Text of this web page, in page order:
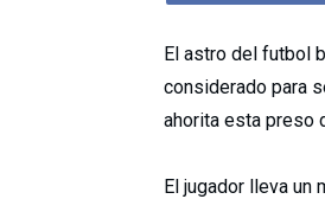
El astro del futbol
considerado para
ahorita esta preso
El jugador lleva un